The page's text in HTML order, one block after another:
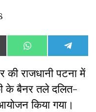
Share
on
WhatsAppShare
on
की राजधानी पटना में
के बैनर तले दलित-
किया गया।